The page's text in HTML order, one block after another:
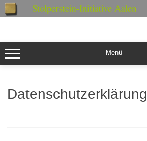
Zum
Inhalt
Menü
Datenschutzerklärung